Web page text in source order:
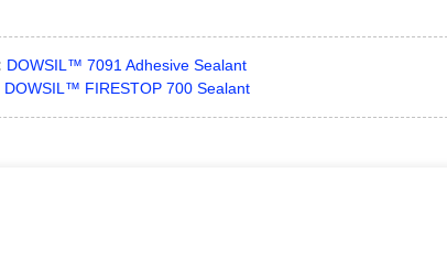
DOWSIL™ 7091 Adhesive Sealant
DOWSIL™ FIRESTOP 700 Sealant